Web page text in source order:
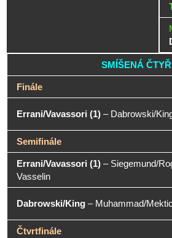
SMÍŠENÁ
Finále
Errani/Vavassori (1) – Dabrowski/
Semifinále
Errani/Vavassori (1) – Siegemund/
Vasselin
Dabrowski/King – Muhammad/Mektic
Čtvrtfinále